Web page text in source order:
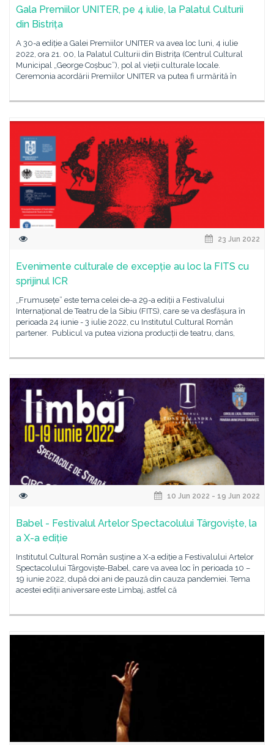
Gala Premiilor UNITER, pe 4 iulie, la Palatul Culturii
din Bistrița
A 30-a ediție a Galei Premiilor UNITER va avea loc luni, 4 iulie
2022, ora 21. 00, la Palatul Culturii din Bistrița (Centrul Cultural
Municipal „George Coșbuc”), pol al vieții culturale locale.
Ceremonia acordării Premiilor UNITER va putea fi urmărită în
23 Jun 2022
Evenimente culturale de excepție au loc la FITS cu
sprijinul ICR
„Frumusețe” este tema celei de-a 29-a ediții a Festivalului
Internațional de Teatru de la Sibiu (FITS), care se va desfășura în
perioada 24 iunie - 3 iulie 2022, cu Institutul Cultural Român
partener. Publicul va putea viziona producții de teatru, dans,
10 Jun 2022 - 19 Jun 2022
Babel - Festivalul Artelor Spectacolului Târgoviște, la
a X-a ediție
Institutul Cultural Român susține a X-a ediție a Festivalului Artelor
Spectacolului Târgoviște-Babel, care va avea loc în perioada 10 –
19 iunie 2022, după doi ani de pauză din cauza pandemiei. Tema
acestei ediții aniversare este Limbaj, astfel că